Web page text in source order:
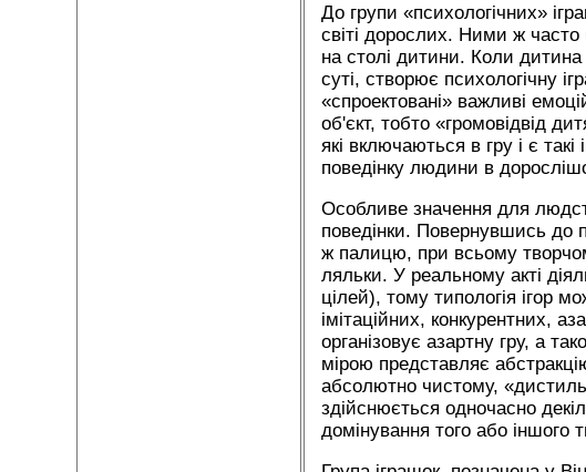
До групи «психологічних»
світі дорослих. Ними ж часто
на столі дитини. Коли дитина
суті, створює психологічну
«спроектовані» важливі
об'єкт, тобто «громовідвід
які включаються в гру і є
поведінку людини в
Особливе значення для
поведінки. Повернувшись до
ж палицю, при всьому
ляльки. У реальному акті
цілей), тому типологія ігор
імітаційних, конкурентних,
організовує азартну гру, а
мірою представляє
абсолютно чистому,
здійснюється одночасно
домінування того або іншого